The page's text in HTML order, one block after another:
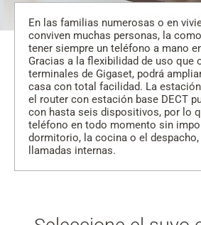
En las familias numerosas o en
conviven muchas personas, la
tener siempre un teléfono a mano
Gracias a la flexibilidad de uso que
terminales de Gigaset, podrá
casa con total facilidad. La
el router con estación base DECT
con hasta seis dispositivos, por lo
teléfono en todo momento sin
dormitorio, la cocina o el despacho,
llamadas internas.